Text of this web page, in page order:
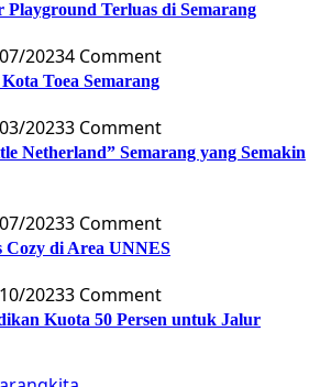
Terluas di Semarang
20234 Comment
Toea Semarang
20233 Comment
Netherland” Semarang yang Semakin
20233 Comment
Cozy di Area UNNES
20233 Comment
Kuota 50 Persen untuk Jalur